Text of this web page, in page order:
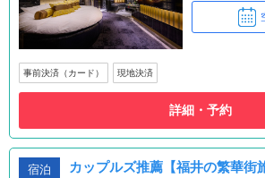
事前決済（カード） 現地決済
詳細・予約
宿泊
カップルズ推薦【福井の繁華街